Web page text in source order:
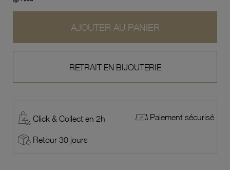
AJOUTER AU PANIER
RETRAIT EN BIJOUTERIE
Click & Collect en 2h Paiement sécurisé
Retour 30 jours